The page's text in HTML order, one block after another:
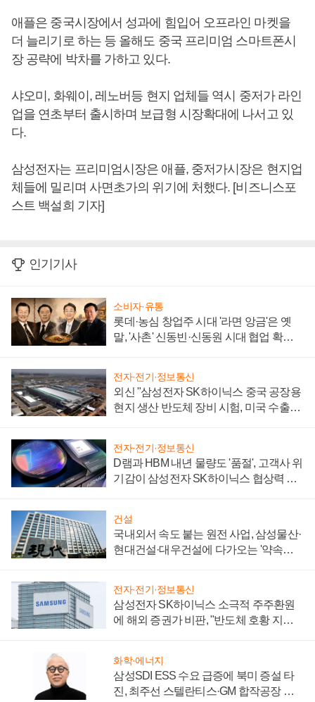
애플은 중국시장에서 성과에 힘입어 오프라인 마켓을
더 늘리기로 하는 등 올해도 중국 프리미엄 스마트폰시
장 공략에 박차를 가하고 있다.
샤오미, 화웨이, 레노버등 현지 업체들 역시 중저가 라인
업을 연초부터 출시하며 보급형 시장확대에 나서고 있
다.
삼성전자는 프리미엄시장은 애플, 중저가시장은 현지업
체들에 밀리며 사면초가의 위기에 처했다. [비즈니스포
스트 백설희 기자]
인기기사
소비자·유통
롯데·농심 창업주 시대 '라면 앙금'은 옛
말, '사촌' 신동빈·신동원 시대 협업 확대
전자·전기·정보통신
외신 "삼성전자 SK하이닉스 중국 공장용
현지 생산 반도체 장비 시험, 미국 수출통
전자·전기·정보통신
D램과 HBM 내년 물량도 '품절', 고객사 위
기감이 삼성전자 SK하이닉스 협상력 더
건설
국내외서 속도 붙는 원전 사업, 삼성물산·
현대건설·대우건설에 다가오는 '약속의
전자·전기·정보통신
삼성전자 SK하이닉스 소극적 주주환원
에 해외 증권가 비판, "반도체 호황 지속
화학·에너지
삼성SDI ESS 수요 급증에 북미 증설 타
진, 최주선 스텔란티스·GM 합작공장 건